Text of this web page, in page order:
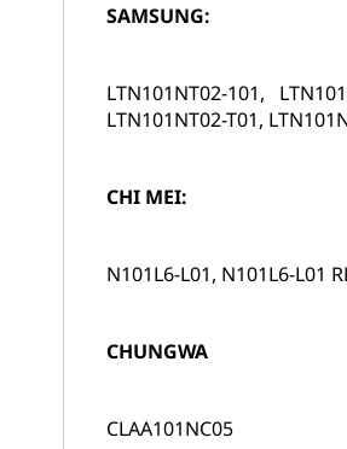
SAMSUNG:
LTN101NT02-101,
LTN101NT02-T01,
CHI MEI:
N101L6-L01, N101L6-L01
CHUNGWA
CLAA101NC05